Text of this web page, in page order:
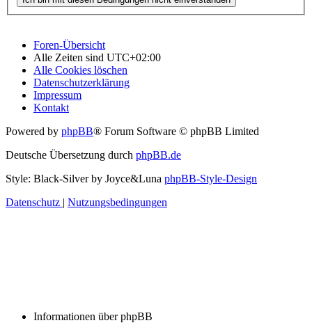
Foren-Übersicht
Alle Zeiten sind UTC+02:00
Alle Cookies löschen
Datenschutzerklärung
Impressum
Kontakt
Powered by phpBB® Forum Software © phpBB Limited
Deutsche Übersetzung durch phpBB.de
Style: Black-Silver by Joyce&Luna phpBB-Style-Design
Datenschutz | Nutzungsbedingungen
Informationen über phpBB